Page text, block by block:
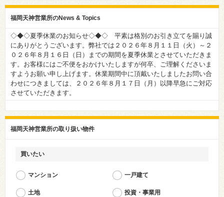
福岡天神営業所のNews & Topics
◇◆◇夏季休業のお知らせ◇◆◇ 平素は格別のお引き立てを賜り誠
にありがとうございます。弊社では２０２６年８月１１日（火）～２
０２６年８月１６日（日）までの期間を夏季休業とさせていただきま
す。お客様にはご不便をおかけいたしますが何卒、ご理解くださいま
すようお願い申し上げます。休業期間中に頂戴いたしましたお問い合
わせにつきましては、２０２６年８月１７日（月）以降早急にご対応
させていただきます。
福岡天神営業所の取り扱い物件
買いたい
マンション 一戸建て
土地 投資・事業用